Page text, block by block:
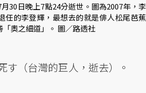
30日晚上7點24分逝世。圖為2007年，李
任的李登輝，最想去的就是俳人松尾芭蕉
奧之細道」。 圖／路透社
す（台灣的巨人，逝去）。